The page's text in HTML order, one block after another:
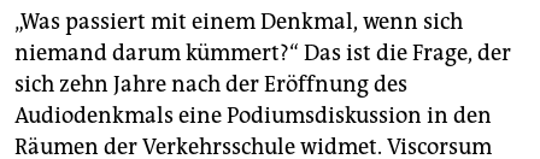
„Was passiert mit einem Denkmal, wenn sich
niemand darum kümmert?“ Das ist die Frage, der
sich zehn Jahre nach der Eröffnung des
Audiodenkmals eine Podiumsdiskussion in den
Räumen der Verkehrsschule widmet. Viscorsum